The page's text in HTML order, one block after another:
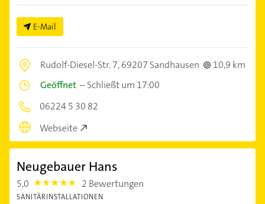
E-Mail
Rudolf-Diesel-Str. 7,69207 Sandhausen
10,9 km
Geöffnet –Schließt um 17:00
06224 5 30 82
Webseite
Neugebauer Hans
5,0 5.0 2 Bewertungen
SANITÄRINSTALLATIONEN